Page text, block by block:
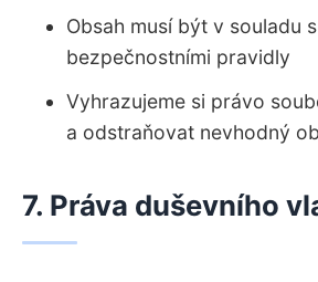
Obsah musí být v souladu
bezpečnostními pravidly
Vyhrazujeme si právo
a odstraňovat nevhodný
7. Práva duševního